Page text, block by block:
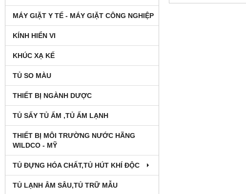
MÁY GIẶT Y TẾ - MÁY GIẶT CÔNG NGHIỆP
KÍNH HIỂN VI
KHÚC XẠ KẾ
TỦ SO MÀU
THIẾT BỊ NGÀNH DƯỢC
TỦ SẤY TỦ ẤM ,TỦ ẤM LẠNH
THIẾT BỊ MÔI TRƯỜNG NƯỚC HÃNG
WILDCO - MỸ
TỦ ĐỰNG HÓA CHẤT,TỦ HÚT KHÍ ĐỘC
TỦ LẠNH ÂM SÂU,TỦ TRỮ MẪU